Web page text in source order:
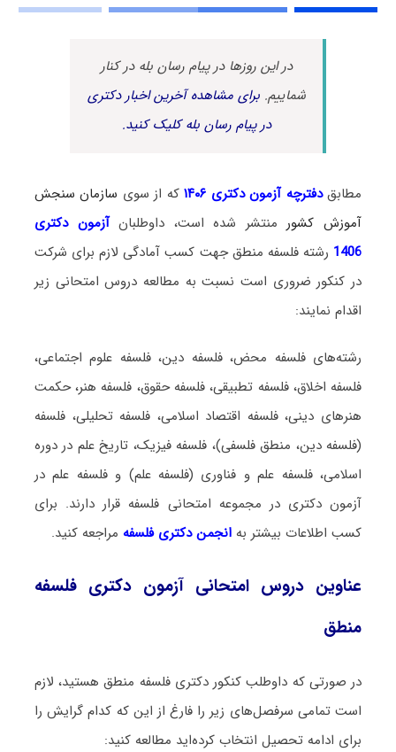
در این روزها در پیام رسان بله در کنار
شماییم.برای مشاهده آخرین اخبار دکتری
در پیام رسان بله کلیک کنید.
مطابق دفترچه آزمون دکتری ۱۴۰۶ که از سوی سازمان سنجش
آموزش کشورمنتشر شده است، داوطلبان آزمون دکتری
1406 رشته فلسفه منطق جهت کسب آمادگی لازم برای شرکت
در کنکور ضروری است نسبت به مطالعه دروس امتحانی زیر
اقدام نمایند:
رشته‌های فلسفه محض، فلسفه دین، فلسفه علوم اجتماعی،
فلسفه اخلاق، فلسفه تطبیقی، فلسفه حقوق، فلسفه هنر، حکمت
هنرهای دینی، فلسفه اقتصاد اسلامی، فلسفه تحلیلی، فلسفه
(فلسفه دین، منطق فلسفی)، فلسفه فیزیک، تاریخ علم در دوره
اسلامی، فلسفه علم و فناوری (فلسفه علم) و فلسفه علم در
آزمون دکتری در مجموعه امتحانی فلسفه قرار دارند. برای
کسب اطلاعات بیشتر به انجمن دکتری فلسفه مراجعه کنید.
عناوین دروس امتحانی آزمون دکتری فلسفه
منطق
در صورتی که داوطلب کنکور دکتری فلسفه منطق هستید، لازم
است تمامی سرفصل‌های زیر را فارغ از این که کدام گرایش را
برای ادامه تحصیل انتخاب کرده‌اید مطالعه کنید: